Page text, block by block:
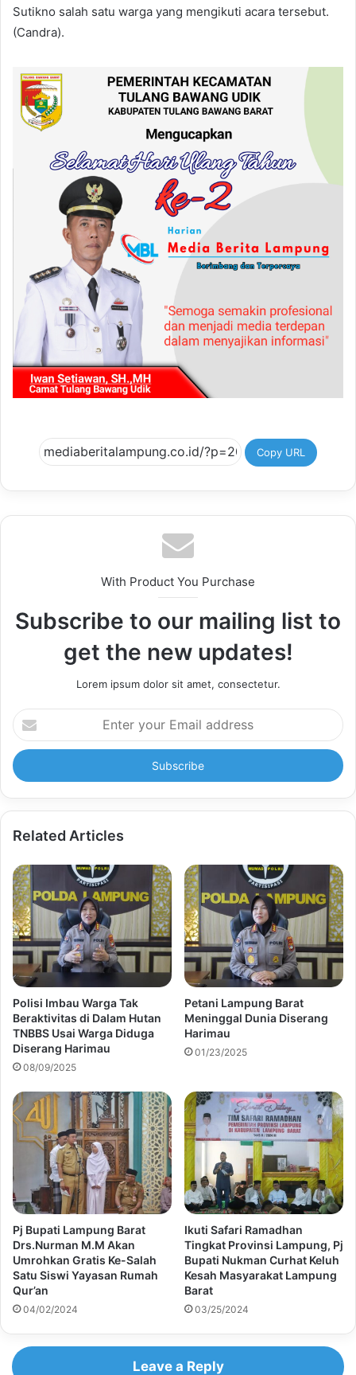
Sutikno salah satu warga yang mengikuti acara tersebut.
(Candra).
Copy URL
With Product You Purchase
Subscribe to our mailing list to
get the new updates!
Lorem ipsum dolor sit amet, consectetur.
Enter
your
Email
address
Related Articles
Polisi Imbau Warga Tak
Beraktivitas di Dalam Hutan
TNBBS Usai Warga Diduga
Diserang Harimau
08/09/2025
Petani Lampung Barat
Meninggal Dunia Diserang
Harimau
01/23/2025
Pj Bupati Lampung Barat
Drs.Nurman M.M Akan
Umrohkan Gratis Ke-Salah
Satu Siswi Yayasan Rumah
Qur’an
04/02/2024
Ikuti Safari Ramadhan
Tingkat Provinsi Lampung, Pj
Bupati Nukman Curhat Keluh
Kesah Masyarakat Lampung
Barat
03/25/2024
Leave a Reply